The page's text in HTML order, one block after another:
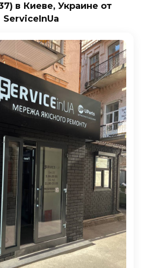
в Киеве, Украине от
ServiceInUa